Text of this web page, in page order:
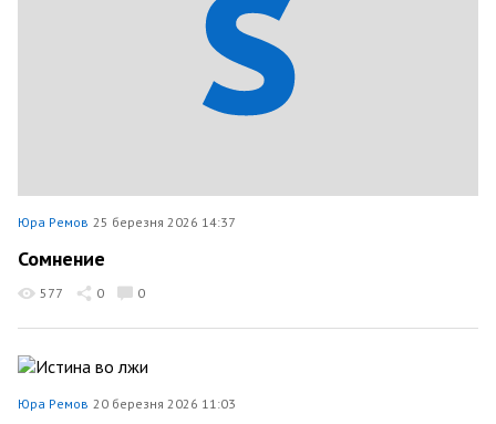
Юра Ремов 25 березня 2026 14:37
Сомнение
577 0 0
Юра Ремов 20 березня 2026 11:03